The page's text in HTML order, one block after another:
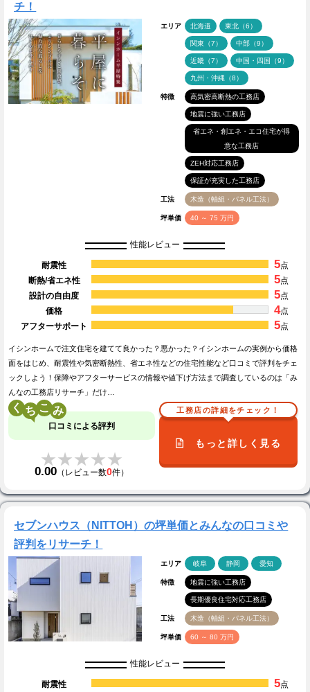
チ！
エリア 北海道 東北（6）
関東（7） 中部（9）
近畿（7） 中国・四国（9）
九州・沖縄（8）
特徴 高気密高断熱の工務店
地震に強い工務店
省エネ・創エネ・エコ住宅が得
意な工務店
ZEH対応工務店
保証が充実した工務店
工法 木造（軸組・パネル工法）
坪単価 40 ～ 75 万円
性能レビュー
耐震性 5点
断熱/省エネ性
5点
設計の自由度
5点
価格
4点
アフターサポート
5点
イシンホームで注文住宅を建てて良かった？悪かった？イシンホームの実例から価格
面をはじめ、耐震性や気密断熱性、省エネ性などの住宅性能など口コミで評判をチェ
ックしよう！保障やアフターサービスの情報や値下げ方法まで調査しているのは「み
んなの工務店リサーチ」だけ…
く こ
口コミによる評判
★★★★★
★★★★★
0.00 （レビュー数0件）
工務店の詳細をチェック！
もっと詳しく見る
セブンハウス（NITTOH）の坪単価とみんなの口コミや
評判をリサーチ！
エリア 岐阜 静岡 愛知
特徴 地震に強い工務店
長期優良住宅対応工務店
工法 木造（軸組・パネル工法）
坪単価 60 ～ 80 万円
性能レビュー
耐震性 5点